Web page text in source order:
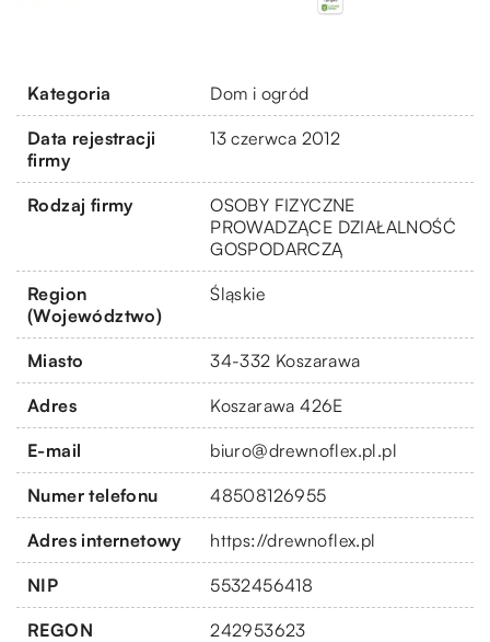
Kategoria Dom i ogród
Data rejestracji
firmy
13 czerwca 2012
Rodzaj firmy
OSOBY FIZYCZNE
PROWADZĄCE DZIAŁALNOŚĆ
GOSPODARCZĄ
Region
(Województwo)
Śląskie
Miasto 34-332 Koszarawa
Adres Koszarawa 426E
E-mail biuro@drewnoflex.pl.pl
Numer telefonu 48508126955
Adres internetowy https://drewnoflex.pl
NIP 5532456418
REGON 242953623